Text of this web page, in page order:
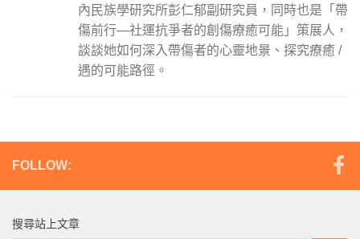
內民族學研究所彭仁郁副研究員，同時也是「帶
傷前行—社運抗爭者的創傷療癒可能」策展人，
談談她如何深入帶傷者的心靈地景、探究療癒 /
遇的可能路徑。
FOLLOW:
搜尋站上文章